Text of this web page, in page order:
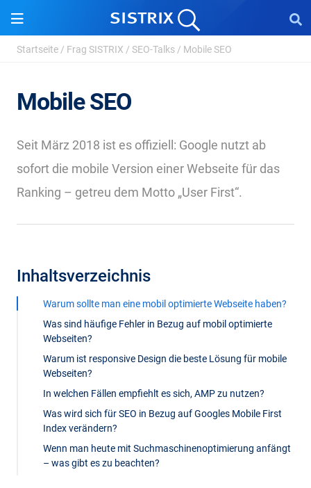
Startseite / Frag SISTRIX / SEO-Talks / Mobile SEO
Mobile SEO
Seit März 2018 ist es offiziell: Google nutzt ab
sofort die mobile Version einer Webseite für das
Ranking – getreu dem Motto „User First“.
Inhaltsverzeichnis
Warum sollte man eine mobil optimierte Webseite haben?
Was sind häufige Fehler in Bezug auf mobil optimierte
Webseiten?
Warum ist responsive Design die beste Lösung für mobile
Webseiten?
In welchen Fällen empfiehlt es sich, AMP zu nutzen?
Was wird sich für SEO in Bezug auf Googles Mobile First
Index verändern?
Wenn man heute mit Suchmaschinenoptimierung anfängt
– was gibt es zu beachten?